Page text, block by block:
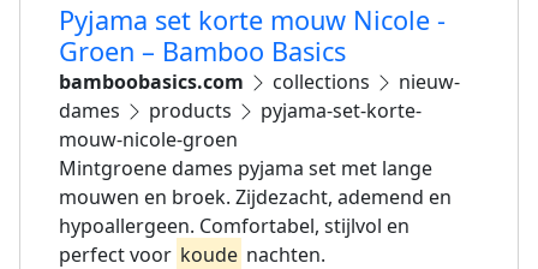
Pyjama set korte mouw Nicole -
Groen – Bamboo Basics
bamboobasics.com collections
nieuw-
dames
products
pyjama-set-korte-
mouw-nicole-groen
Mintgroene dames pyjama set met lange
mouwen en broek. Zijdezacht, ademend en
hypoallergeen. Comfortabel, stijlvol en
perfect voor koude nachten.